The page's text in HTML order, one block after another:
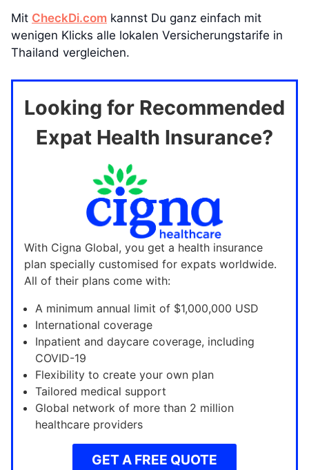
Mit CheckDi.com kannst Du ganz einfach mit
wenigen Klicks alle lokalen Versicherungstarife in
Thailand vergleichen.
Looking for Recommended
Expat Health Insurance?
With Cigna Global, you get a health insurance
plan specially customised for expats worldwide.
All of their plans come with:
A minimum annual limit of $1,000,000 USD
International coverage
Inpatient and daycare coverage, including
COVID-19
Flexibility to create your own plan
Tailored medical support
Global network of more than 2 million
healthcare providers
GET A FREE QUOTE